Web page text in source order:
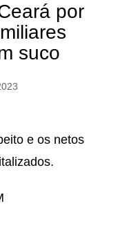
por
suco
e os netos